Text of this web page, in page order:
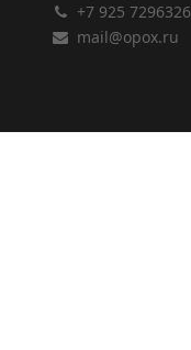
+7 925 7296326
mail@opox.ru